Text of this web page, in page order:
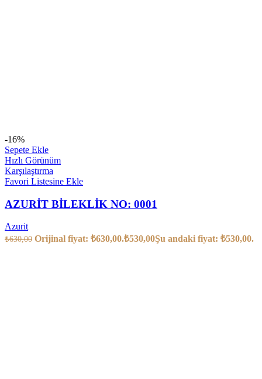
-16%
Sepete Ekle
Hızlı Görünüm
Karşılaştırma
Favori Listesine Ekle
AZURİT BİLEKLİK NO: 0001
Azurit
₺630,00 Orijinal fiyat: ₺630,00.₺530,00Şu andaki fiyat: ₺530,00.